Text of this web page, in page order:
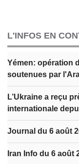
L'INFOS EN
Yémen: opération
soutenues par
L’Ukraine a reçu
internationale
Journal du 6 août
Iran Info du 6 août